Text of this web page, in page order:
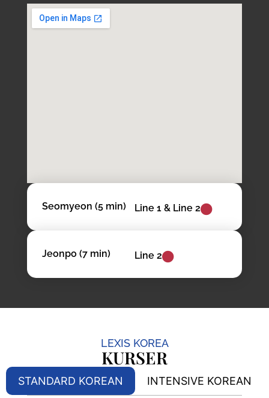
Seomyeon (5 min) Line 1 & Line 2
Jeonpo (7 min) Line 2
LEXIS KOREA
KURSER
STANDARD KOREAN INTENSIVE KOREAN